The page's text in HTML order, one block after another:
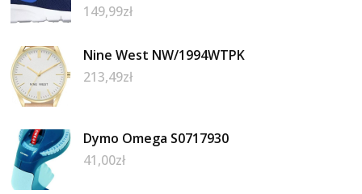
149,99zł
Nine West NW/1994WTPK
213,49zł
Dymo Omega S0717930
41,00zł